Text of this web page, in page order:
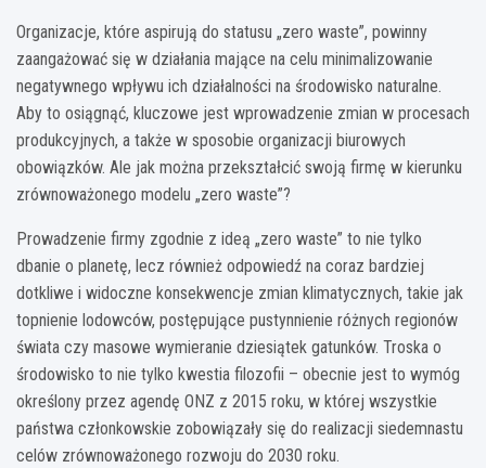
Organizacje, które aspirują do statusu „zero waste”, powinny
zaangażować się w działania mające na celu minimalizowanie
negatywnego wpływu ich działalności na środowisko naturalne.
Aby to osiągnąć, kluczowe jest wprowadzenie zmian w procesach
produkcyjnych, a także w sposobie organizacji biurowych
obowiązków. Ale jak można przekształcić swoją firmę w kierunku
zrównoważonego modelu „zero waste”?
Prowadzenie firmy zgodnie z ideą „zero waste” to nie tylko
dbanie o planetę, lecz również odpowiedź na coraz bardziej
dotkliwe i widoczne konsekwencje zmian klimatycznych, takie jak
topnienie lodowców, postępujące pustynnienie różnych regionów
świata czy masowe wymieranie dziesiątek gatunków. Troska o
środowisko to nie tylko kwestia filozofii – obecnie jest to wymóg
określony przez agendę ONZ z 2015 roku, w której wszystkie
państwa członkowskie zobowiązały się do realizacji siedemnastu
celów zrównoważonego rozwoju do 2030 roku.